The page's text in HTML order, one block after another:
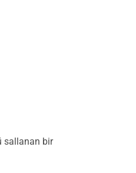
sallanan bir